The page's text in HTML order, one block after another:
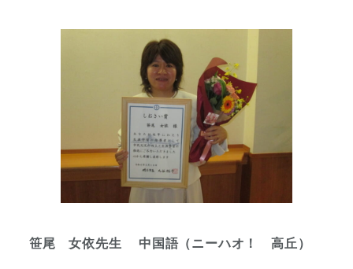
笹尾 女依先生 中国語（ニーハオ！ 高丘）